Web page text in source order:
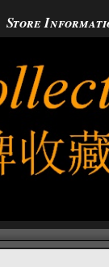
Store